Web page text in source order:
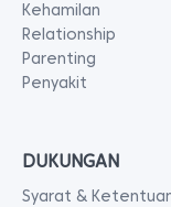
Kehamilan
Relationship
Parenting
Penyakit
DUKUNGAN
Syarat &